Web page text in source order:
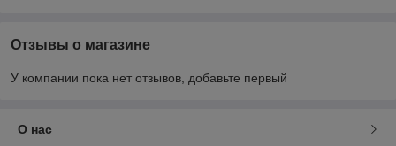
Отзывы о магазине
У компании пока нет отзывов, добавьте первый
О нас